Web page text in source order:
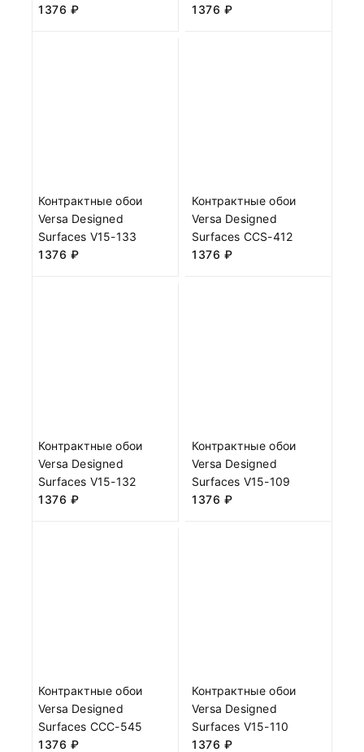
1376 ₽
1376 ₽
Контрактные обои
Versa Designed
Surfaces V15-133
1376 ₽
Контрактные обои
Versa Designed
Surfaces CCS-412
1376 ₽
Контрактные обои
Versa Designed
Surfaces V15-132
1376 ₽
Контрактные обои
Versa Designed
Surfaces V15-109
1376 ₽
Контрактные обои
Versa Designed
Surfaces CCC-545
1376 ₽
Контрактные обои
Versa Designed
Surfaces V15-110
1376 ₽